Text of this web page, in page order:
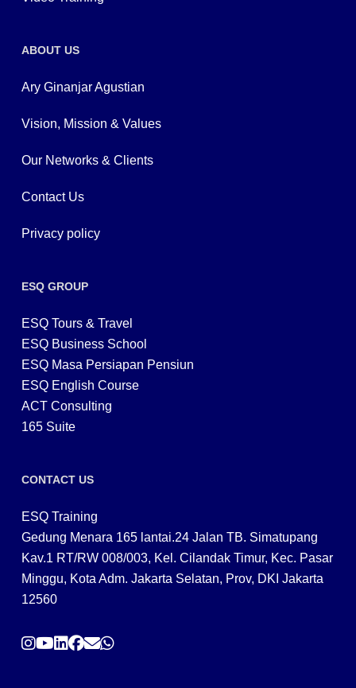
ABOUT US
Ary Ginanjar Agustian
Vision, Mission & Values
Our Networks & Clients
Contact Us
Privacy policy
ESQ GROUP
ESQ Tours & Travel
ESQ Business School
ESQ Masa Persiapan Pensiun
ESQ English Course
ACT Consulting
165 Suite
CONTACT US
ESQ Training
Gedung Menara 165 lantai.24 Jalan TB. Simatupang
Kav.1 RT/RW 008/003, Kel. Cilandak Timur, Kec. Pasar
Minggu, Kota Adm. Jakarta Selatan, Prov, DKI Jakarta
12560